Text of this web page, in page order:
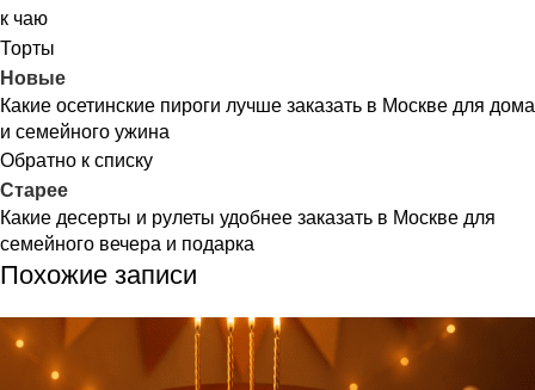
к чаю
Торты
Новые
Какие осетинские пироги лучше заказать в Москве для дома
и семейного ужина
Обратно к списку
Старее
Какие десерты и рулеты удобнее заказать в Москве для
семейного вечера и подарка
Похожие записи